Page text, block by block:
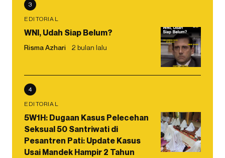
3
EDITORIAL
WNI, Udah Siap Belum?
Risma Azhari 2 bulan lalu
4
EDITORIAL
5W1H: Dugaan Kasus Pelecehan
Seksual 50 Santriwati di
Pesantren Pati: Update Kasus
Usai Mandek Hampir 2 Tahun